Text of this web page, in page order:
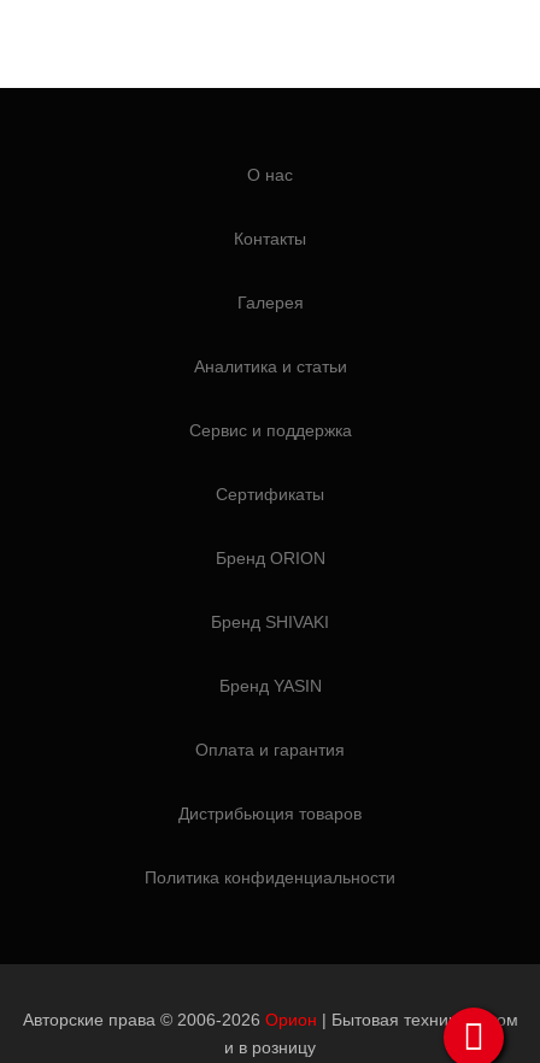
О нас
Контакты
Галерея
Аналитика и статьи
Сервис и поддержка
Сертификаты
Бренд ORION
Бренд SHIVAKI
Бренд YASIN
Оплата и гарантия
Дистрибьюция товаров
Политика конфиденциальности
Авторские права © 2006-2026 Орион | Бытовая техника оптом
и в розницу